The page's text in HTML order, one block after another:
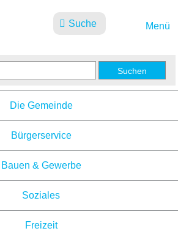
Menü
Suche
Die Gemeinde
Bürgerservice
Bauen & Gewerbe
Soziales
Freizeit